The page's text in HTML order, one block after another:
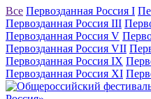
Все Первозданная Россия I
Первозданная Россия III
Первозданная Россия V
Первозданная Россия VII
Первозданная Россия IX
Первозданная Россия XI